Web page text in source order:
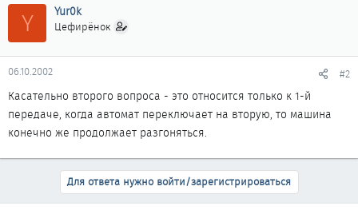
Y Yur0k
Цефирёнок
06.10.2002 #2
Касательно второго вопроса - это относится только к 1-й
передаче, когда автомат переключает на вторую, то машина
конечно же продолжает разгоняться.
Для ответа нужно войти/зарегистрироваться